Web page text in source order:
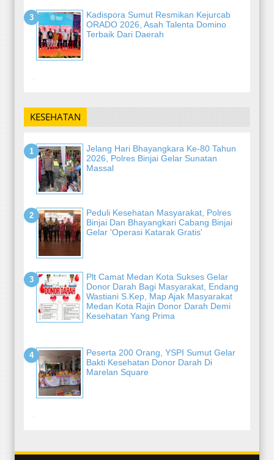
Kadispora Sumut Resmikan Kejurcab
ORADO 2026, Asah Talenta Domino
Terbaik Dari Daerah
-
KESEHATAN
Jelang Hari Bhayangkara Ke-80 Tahun
2026, Polres Binjai Gelar Sunatan
Massal
Peduli Kesehatan Masyarakat, Polres
Binjai Dan Bhayangkari Cabang Binjai
Gelar 'Operasi Katarak Gratis'
Plt Camat Medan Kota Sukses Gelar
Donor Darah Bagi Masyarakat, Endang
Wastiani S.Kep, Map Ajak Masyarakat
Medan Kota Rajin Donor Darah Demi
Kesehatan Yang Prima
Peserta 200 Orang, YSPI Sumut Gelar
Bakti Kesehatan Donor Darah Di
Marelan Square
-